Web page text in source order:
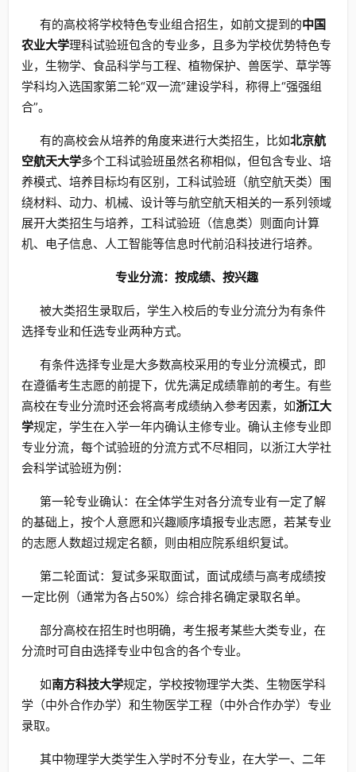
有的高校将学校特色专业组合招生，如前文提到的中国
农业大学理科试验班包含的专业多，且多为学校优势特色专
业，生物学、食品科学与工程、植物保护、兽医学、草学等
学科均入选国家第二轮“双一流”建设学科，称得上“强强组
合”。
有的高校会从培养的角度来进行大类招生，比如北京航
空航天大学多个工科试验班虽然名称相似，但包含专业、培
养模式、培养目标均有区别，工科试验班（航空航天类）围
绕材料、动力、机械、设计等与航空航天相关的一系列领域
展开大类招生与培养，工科试验班（信息类）则面向计算
机、电子信息、人工智能等信息时代前沿科技进行培养。
专业分流：按成绩、按兴趣
被大类招生录取后，学生入校后的专业分流分为有条件
选择专业和任选专业两种方式。
有条件选择专业是大多数高校采用的专业分流模式，即
在遵循考生志愿的前提下，优先满足成绩靠前的考生。有些
高校在专业分流时还会将高考成绩纳入参考因素，如浙江大
学规定，学生在入学一年内确认主修专业。确认主修专业即
专业分流，每个试验班的分流方式不尽相同，以浙江大学社
会科学试验班为例：
第一轮专业确认：在全体学生对各分流专业有一定了解
的基础上，按个人意愿和兴趣顺序填报专业志愿，若某专业
的志愿人数超过规定名额，则由相应院系组织复试。
第二轮面试：复试多采取面试，面试成绩与高考成绩按
一定比例（通常为各占50%）综合排名确定录取名单。
部分高校在招生时也明确，考生报考某些大类专业，在
分流时可自由选择专业中包含的各个专业。
如南方科技大学规定，学校按物理学大类、生物医学科
学（中外合作办学）和生物医学工程（中外合作办学）专业
录取。
其中物理学大类学生入学时不分专业，在大学一、二年